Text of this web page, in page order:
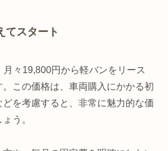
てスタート
月々19,800円から軽バンをリース
この価格は、車両購入にかかる初
を考慮すると、非常に魅力的な価
う。